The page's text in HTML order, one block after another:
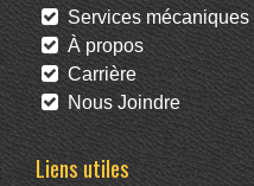
Services mécaniques
À propos
Carrière
Nous Joindre
Liens utiles